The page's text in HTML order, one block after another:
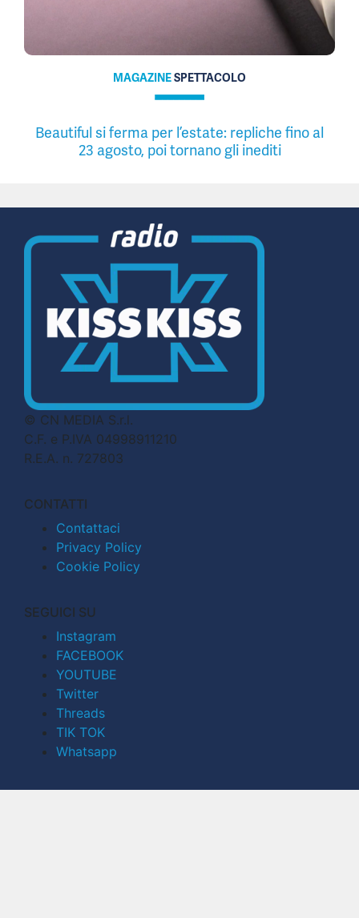
MAGAZINESPETTACOLO
Beautiful si ferma per l’estate: repliche fino al
23 agosto, poi tornano gli inediti
© CN MEDIA S.r.l.
C.F. e P.IVA 04998911210
R.E.A. n. 727803
CONTATTI
Contattaci
Privacy Policy
Cookie Policy
SEGUICI SU
Instagram
FACEBOOK
YOUTUBE
Twitter
Threads
TIK TOK
Whatsapp